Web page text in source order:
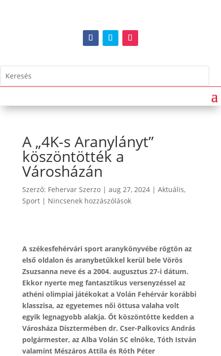
A „4K-s Aranylányt”
köszöntötték a
Városházán
Szerző: Fehervar Szerzo| aug 27, 2024| Aktuális,
Sport| Nincsenek hozzászólások
A székesfehérvári sport aranykönyvébe rögtön az
első oldalon és aranybetűkkel kerül bele Vörös
Zsuzsanna neve és a 2004. augusztus 27-i dátum.
Ekkor nyerte meg fantasztikus versenyzéssel az
athéni olimpiai játékokat a Volán Fehérvár korábbi
klasszisa, az egyetemes női öttusa valaha volt
egyik legnagyobb alakja. Őt köszöntötte kedden a
Városháza Dísztermében dr. Cser-Palkovics András
polgármester, az Alba Volán SC elnöke, Tóth István
valamint Mészáros Attila és Róth Péter